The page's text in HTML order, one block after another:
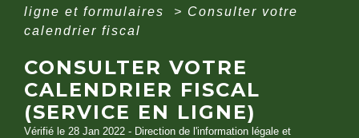
ligne et formulaires
> Consulter votre
calendrier fiscal
CONSULTER VOTRE
CALENDRIER FISCAL
(SERVICE EN LIGNE)
Vérifié le 28 Jan 2022 - Direction de l'information légale et